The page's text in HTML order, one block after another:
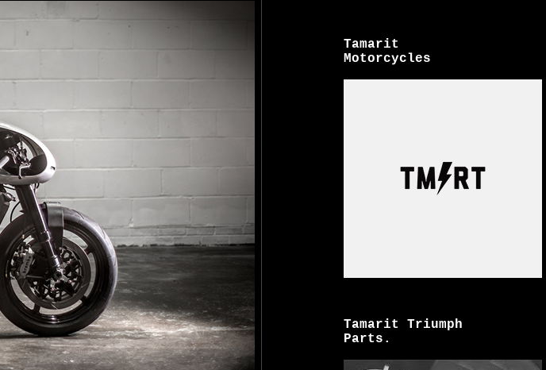
Tamarit
Motorcycles
Tamarit Triumph
Parts.